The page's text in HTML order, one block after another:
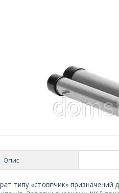
Опис
типу «стовпчик» призначений